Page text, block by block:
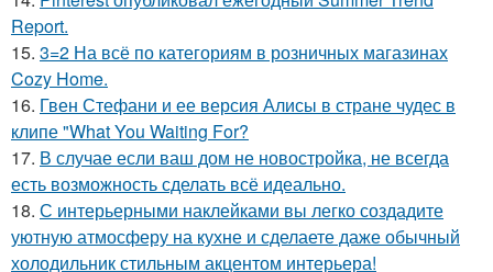
Report.
15. 3=2 На всё по категориям в розничных магазинах
Cozy Home.
16. Гвен Стефани и ее версия Алисы в стране чудес в
клипе "What You Waiting For?
17. В случае если ваш дом не новостройка, не всегда
есть возможность сделать всё идеально.
18. С интерьерными наклейками вы легко создадите
уютную атмосферу на кухне и сделаете даже обычный
холодильник стильным акцентом интерьера!